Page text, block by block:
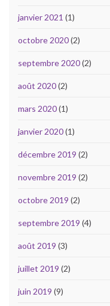
janvier 2021 (1)
octobre 2020(2)
septembre 2020(2)
août 2020(2)
mars 2020(1)
janvier 2020(1)
décembre 2019 (2)
novembre 2019 (2)
octobre 2019 (2)
septembre 2019 (4)
août 2019 (3)
juillet 2019 (2)
juin 2019 (9)